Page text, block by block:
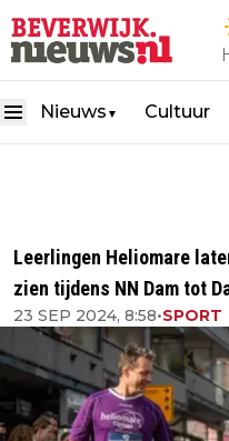
Nieuws ▼ Cultuur
Leerlingen Heliomare
zien tijdens NN Dam tot
23 SEP 2024, 8:58•SPORT